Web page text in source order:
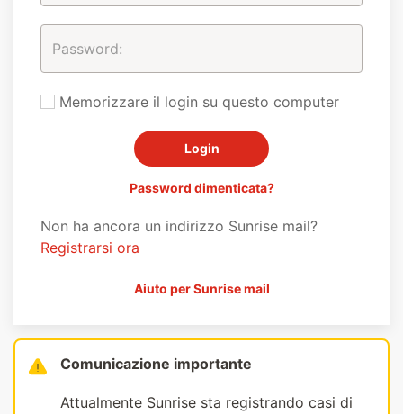
Memorizzare il login su questo computer
Password dimenticata?
Non ha ancora un indirizzo Sunrise mail?
Registrarsi ora
Aiuto per Sunrise mail
Comunicazione importante
Attualmente Sunrise sta registrando casi di